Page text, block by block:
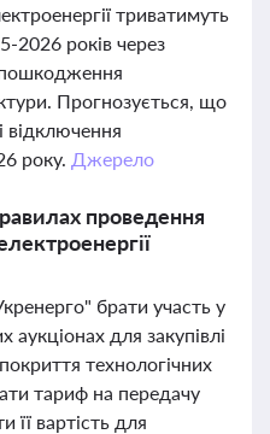
триватимуть
2026 років через
Прогнозується, що
відключення
року. Джерело
проведення
брати участь у
аукціонах для закупівлі
технологічних
тариф на передачу
її вартість для